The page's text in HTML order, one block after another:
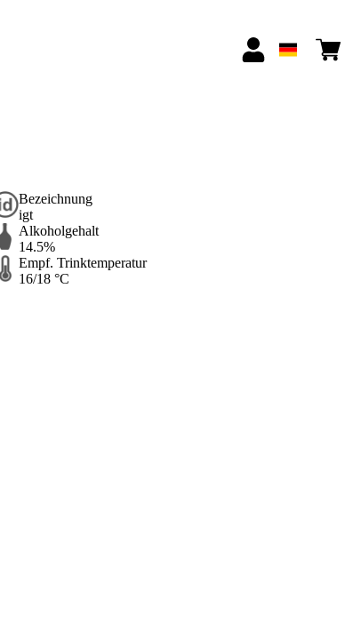
Bezeichnung
igt
Alkoholgehalt
14.5%
Empf. Trinktemperatur
16/18 °C